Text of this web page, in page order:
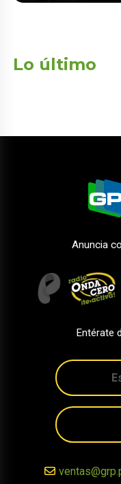
Lo último
Anuncia
Entérate